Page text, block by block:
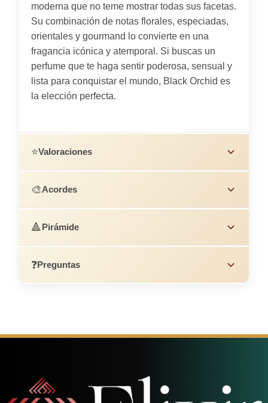
moderna que no teme mostrar todas sus facetas.
Su combinación de notas florales, especiadas,
orientales y gourmand lo convierte en una
fragancia icónica y atemporal. Si buscas un
perfume que te haga sentir poderosa, sensual y
lista para conquistar el mundo, Black Orchid es
la elección perfecta.
⭐Valoraciones
🎨Acordes
🔺Pirámide
❓Preguntas